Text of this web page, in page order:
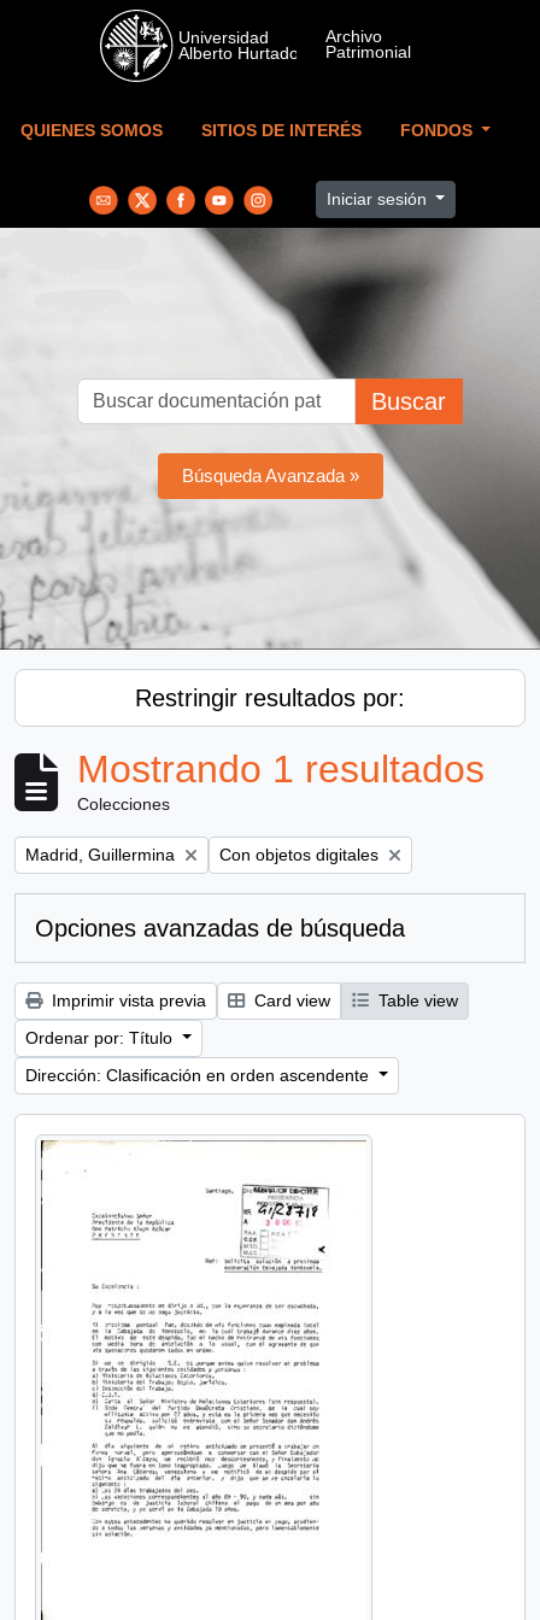
Skip to main content
QUIENES SOMOS SITIOS DE INTERÉS FONDOS
Iniciar sesión
Buscar
Búsqueda Avanzada »
Restringir resultados por:
Mostrando 1 resultados
Colecciones
Remove filter:
Madrid, Guillermina Remove filter:
Con objetos digitales
Opciones avanzadas de búsqueda
Imprimir vista previa Card view
Table view
Ordenar por: Título
Dirección: Clasificación en orden ascendente